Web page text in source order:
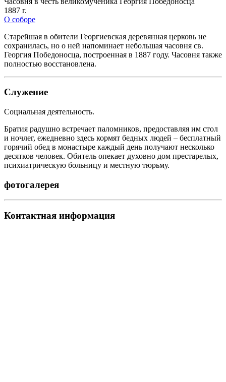
1887 г.
О соборе
Старейшая в обители Георгиевская деревянная церковь не
сохранилась, но о ней напоминает небольшая часовня св.
Георгия Победоносца, построенная в 1887 году. Часовня также
полностью восстановлена.
Служение
Социальная деятельность.
Братия радушно встречает паломников, предоставляя им стол
и ночлег, ежедневно здесь кормят бедных людей – бесплатный
горячий обед в монастыре каждый день получают несколько
десятков человек. Обитель опекает духовно дом престарелых,
психиатрическую больницу и местную тюрьму.
фотогалерея
Контактная информация